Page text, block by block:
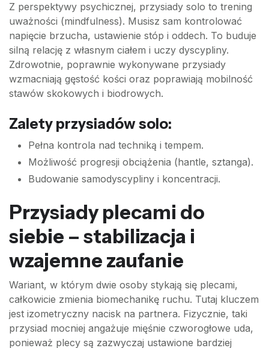
Z perspektywy psychicznej, przysiady solo to trening
uważności (mindfulness). Musisz sam kontrolować
napięcie brzucha, ustawienie stóp i oddech. To buduje
silną relację z własnym ciałem i uczy dyscypliny.
Zdrowotnie, poprawnie wykonywane przysiady
wzmacniają gęstość kości oraz poprawiają mobilność
stawów skokowych i biodrowych.
Zalety przysiadów solo:
Pełna kontrola nad techniką i tempem.
Możliwość progresji obciążenia (hantle, sztanga).
Budowanie samodyscypliny i koncentracji.
Przysiady plecami do
siebie – stabilizacja i
wzajemne zaufanie
Wariant, w którym dwie osoby stykają się plecami,
całkowicie zmienia biomechanikę ruchu. Tutaj kluczem
jest izometryczny nacisk na partnera. Fizycznie, taki
przysiad mocniej angażuje mięśnie czworogłowe uda,
ponieważ plecy są zazwyczaj ustawione bardziej